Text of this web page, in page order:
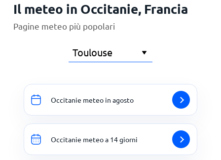
Il meteo in Occitanie, Francia
Pagine meteo più popolari
Occitanie meteo in agosto
Occitanie meteo a 14 giorni